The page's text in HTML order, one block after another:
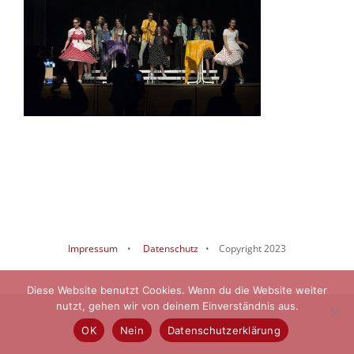
Impressum • Datenschutz • Copyright 2023
Diese Website benutzt Cookies. Wenn du die Website weiter
nutzt, gehen wir von deinem Einverständnis aus.
OK
Nein Datenschutzerklärung